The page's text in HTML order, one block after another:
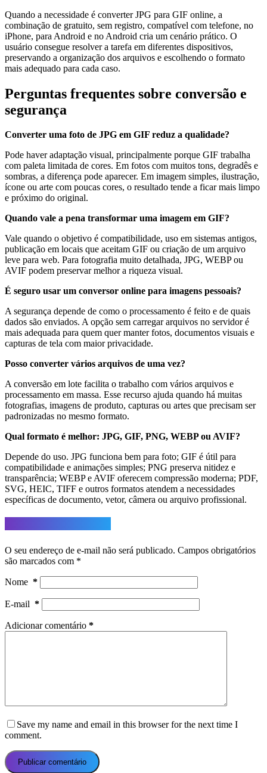
Quando a necessidade é converter JPG para GIF online, a
combinação de gratuito, sem registro, compatível com telefone, no
iPhone, para Android e no Android cria um cenário prático. O
usuário consegue resolver a tarefa em diferentes dispositivos,
preservando a organização dos arquivos e escolhendo o formato
mais adequado para cada caso.
Perguntas frequentes sobre conversão e
segurança
Converter uma foto de JPG em GIF reduz a qualidade?
Pode haver adaptação visual, principalmente porque GIF trabalha
com paleta limitada de cores. Em fotos com muitos tons, degradês e
sombras, a diferença pode aparecer. Em imagem simples, ilustração,
ícone ou arte com poucas cores, o resultado tende a ficar mais limpo
e próximo do original.
Quando vale a pena transformar uma imagem em GIF?
Vale quando o objetivo é compatibilidade, uso em sistemas antigos,
publicação em locais que aceitam GIF ou criação de um arquivo
leve para web. Para fotografia muito detalhada, JPG, WEBP ou
AVIF podem preservar melhor a riqueza visual.
É seguro usar um conversor online para imagens pessoais?
A segurança depende de como o processamento é feito e de quais
dados são enviados. A opção sem carregar arquivos no servidor é
mais adequada para quem quer manter fotos, documentos visuais e
capturas de tela com maior privacidade.
Posso converter vários arquivos de uma vez?
A conversão em lote facilita o trabalho com vários arquivos e
processamento em massa. Esse recurso ajuda quando há muitas
fotografias, imagens de produto, capturas ou artes que precisam ser
padronizadas no mesmo formato.
Qual formato é melhor: JPG, GIF, PNG, WEBP ou AVIF?
Depende do uso. JPG funciona bem para foto; GIF é útil para
compatibilidade e animações simples; PNG preserva nitidez e
transparência; WEBP e AVIF oferecem compressão moderna; PDF,
SVG, HEIC, TIFF e outros formatos atendem a necessidades
específicas de documento, vetor, câmera ou arquivo profissional.
O seu endereço de e-mail não será publicado. Campos obrigatórios
são marcados com *
Nome *
E-mail *
Adicionar comentário *
Save my name and email in this browser for the next time I
comment.
Publicar comentário